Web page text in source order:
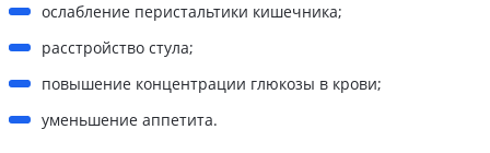
ослабление перистальтики кишечника;
расстройство стула;
повышение концентрации глюкозы в крови;
уменьшение аппетита.